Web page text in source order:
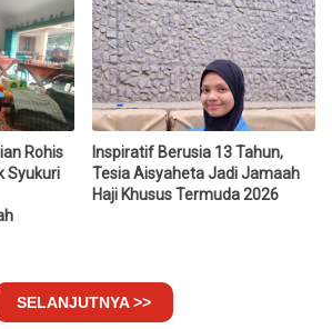
Rohis
Syukuri
Inspiratif Berusia 13 Tahun,
Tesia Aisyaheta Jadi Jamaah
Haji Khusus Termuda 2026
SELANJUTNYA >>